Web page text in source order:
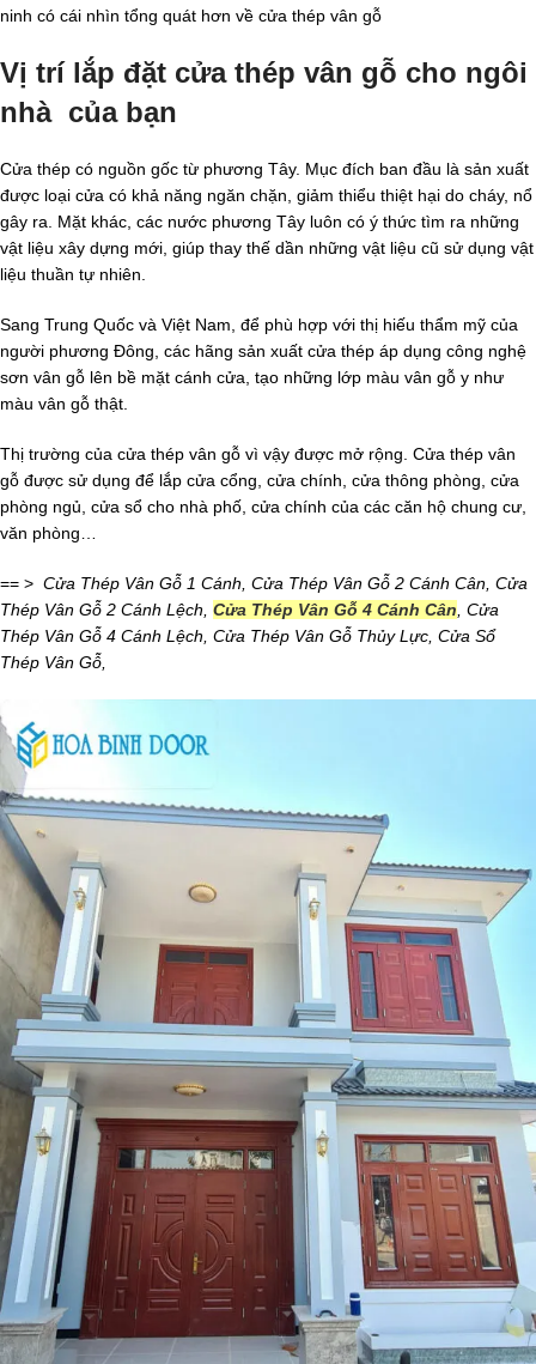
ninh có cái nhìn tổng quát hơn về cửa thép vân gỗ
Vị trí lắp đặt cửa thép vân gỗ cho ngôi
nhà của bạn
Cửa thép có nguồn gốc từ phương Tây. Mục đích ban đầu là sản xuất
được loại cửa có khả năng ngăn chặn, giảm thiểu thiệt hại do cháy, nổ
gây ra. Mặt khác, các nước phương Tây luôn có ý thức tìm ra những
vật liệu xây dựng mới, giúp thay thế dần những vật liệu cũ sử dụng vật
liệu thuần tự nhiên.
Sang Trung Quốc và Việt Nam, để phù hợp với thị hiếu thẩm mỹ của
người phương Đông, các hãng sản xuất cửa thép áp dụng công nghệ
sơn vân gỗ lên bề mặt cánh cửa, tạo những lớp màu vân gỗ y như
màu vân gỗ thật.
Thị trường của cửa thép vân gỗ vì vậy được mở rộng. Cửa thép vân
gỗ được sử dụng để lắp cửa cổng, cửa chính, cửa thông phòng, cửa
phòng ngủ, cửa sổ cho nhà phố, cửa chính của các căn hộ chung cư,
văn phòng…
== > Cửa Thép Vân Gỗ 1 Cánh, Cửa Thép Vân Gỗ 2 Cánh Cân, Cửa
Thép Vân Gỗ 2 Cánh Lệch, Cửa Thép Vân Gỗ 4 Cánh Cân , Cửa
Thép Vân Gỗ 4 Cánh Lệch, Cửa Thép Vân Gỗ Thủy Lực, Cửa Sổ
Thép Vân Gỗ,